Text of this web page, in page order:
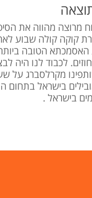
מרוצה מהווה את
קוקה קולה שבוע
הטובה
לכבוד לנו היה
מקרלסברג על
בישראל בתחום
בישראל .